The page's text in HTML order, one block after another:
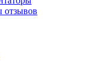
отзывов